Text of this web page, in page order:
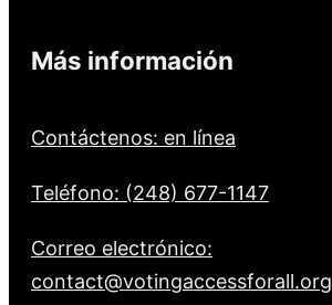
Más información
Contáctenos: en línea
Teléfono: (248) 677-1147
Correo electrónico:
contact@votingaccessforall.org